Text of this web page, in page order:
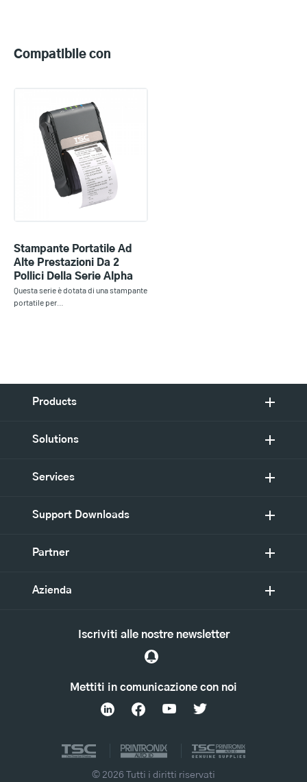
with
Compatibile con
Stampante Portatile Ad
Alte Prestazioni Da 2
Pollici Della Serie Alpha
Questa serie è dotata di una stampante
portatile per…
Products
Solutions
Services
Support Downloads
Partner
Azienda
Mettiti in comunicazione con noi
Iscriviti alle nostre newsletter
© 2026 Tutti i diritti riservati